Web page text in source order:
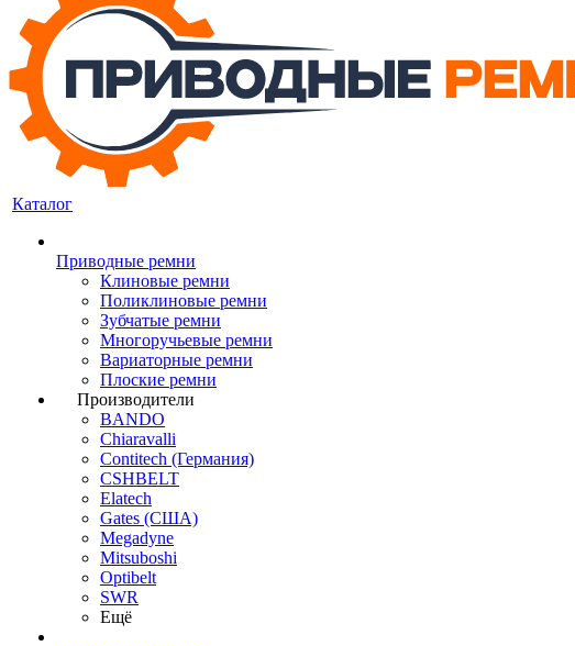
Каталог
Приводные ремни
Клиновые ремни
Поликлиновые ремни
Зубчатые ремни
Многоручьевые ремни
Вариаторные ремни
Плоские ремни
Производители
BANDO
Chiaravalli
Contitech (Германия)
CSHBELT
Elatech
Gates (США)
Megadyne
Mitsuboshi
Optibelt
SWR
Ещё